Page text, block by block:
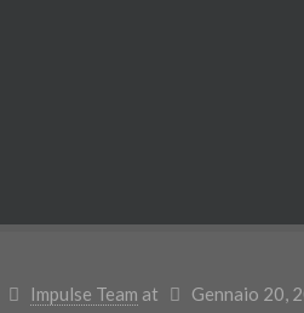
Impulse Team at Gennaio 20,